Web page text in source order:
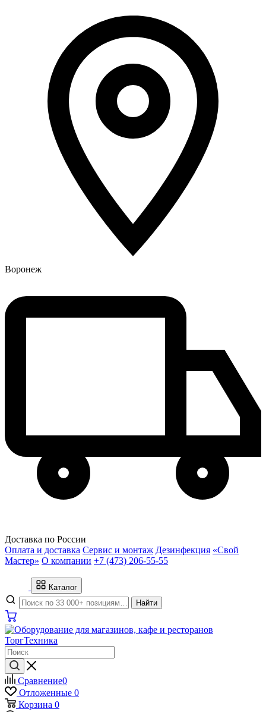
Воронеж
Доставка по России
Оплата и доставка Сервис и монтаж Дезинфекция «Свой
Мастер» О компании +7 (473) 206-55-55
Каталог
Найти
Сравнение0
Отложенные 0
Корзина 0